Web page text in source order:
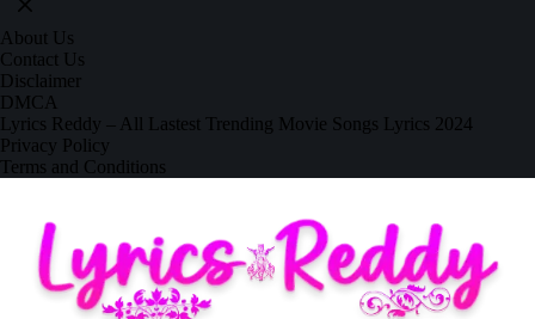
About Us
Contact Us
Disclaimer
DMCA
Lyrics Reddy – All Lastest Trending Movie Songs Lyrics 2024
Privacy Policy
Terms and Conditions